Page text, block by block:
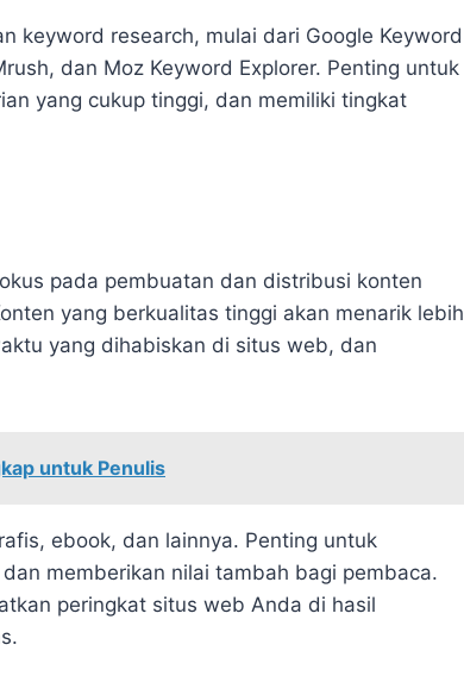
keyword research, mulai dari Google Keyword
dan Moz Keyword Explorer. Penting untuk
yang cukup tinggi, dan memiliki tingkat
pada pembuatan dan distribusi konten
yang berkualitas tinggi akan menarik lebih
yang dihabiskan di situs web, dan
untuk Penulis
ebook, dan lainnya. Penting untuk
memberikan nilai tambah bagi pembaca.
peringkat situs web Anda di hasil